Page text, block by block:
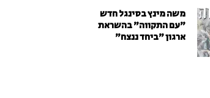
משה מינץ בסינגל חדש
״עם התקווה״ בהשראת
ארגון "ביחד ננצח"